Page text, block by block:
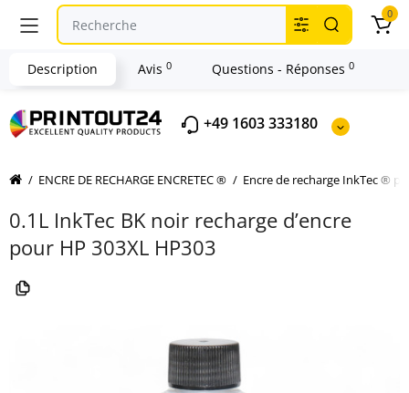
+49 1603 333180
0
ENCRE DE RECHARGE ENCRETEC ® Encre de recharge InkTec ®
0.1L InkTec BK noir recharge d’encre
pour HP 303XL HP303
Description Avis 0 Questions - Réponses 0